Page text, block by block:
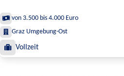
von 3.500 bis 4.000 Euro
Graz Umgebung-Ost
Vollzeit